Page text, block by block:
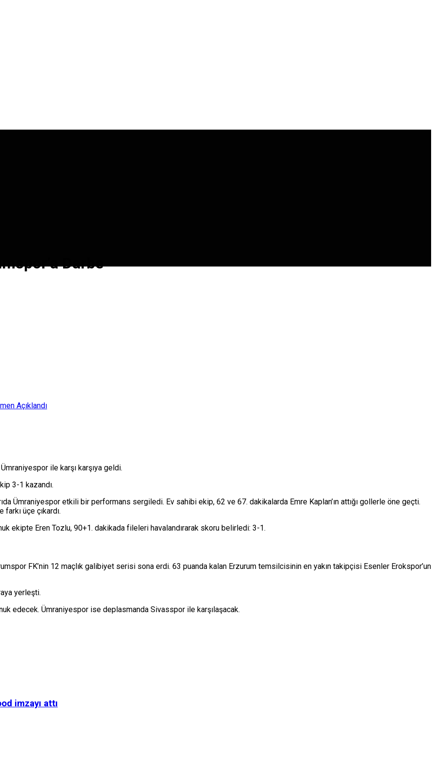
Açıklandı
Darbe
Ümraniyespor ile karşı karşıya geldi.
3-1 kazandı.
Ümraniyespor etkili bir performans sergiledi. Ev sahibi ekip, 62 ve 67. dakikalarda Emre Kaplan’ın attığı gollerle öne geçti.
farkı üçe çıkardı.
ekipte Eren Tozlu, 90+1. dakikada fileleri havalandırarak skoru belirledi: 3-1.
FK’nin 12 maçlık galibiyet serisi sona erdi. 63 puanda kalan Erzurum temsilcisinin en yakın takipçisi Esenler Erokspor’un
yerleşti.
edecek. Ümraniyespor ise deplasmanda Sivasspor ile karşılaşacak.
imzayı attı